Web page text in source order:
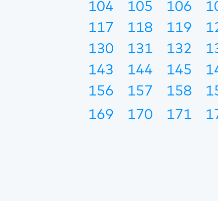
104
105 106
117
118 119
130
131 132
143
144 145
156
157 158
169
170 171